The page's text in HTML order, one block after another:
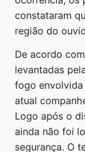
constataram
região do
De acordo
levantadas
fogo
atual
Logo após o
ainda não foi
segurança. O